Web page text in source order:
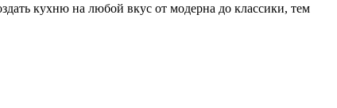
кухню на любой вкус от модерна до классики, тем